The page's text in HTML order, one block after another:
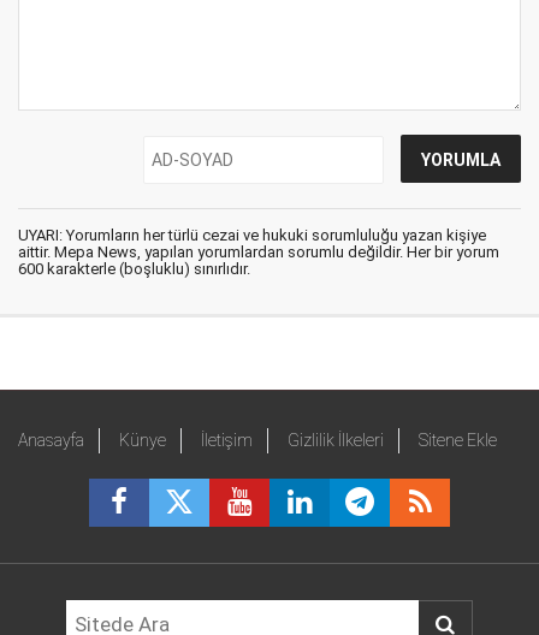
UYARI: Yorumların her türlü cezai ve hukuki sorumluluğu yazan kişiye
aittir. Mepa News, yapılan yorumlardan sorumlu değildir. Her bir yorum
600 karakterle (boşluklu) sınırlıdır.
Anasayfa Künye İletişim Gizlilik İlkeleri Sitene Ekle